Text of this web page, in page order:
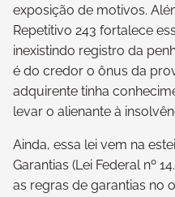
exposição de motivos.
Repetitivo 243 fortalece
inexistindo registro da
é do credor o ônus da
adquirente tinha
levar o alienante à
Ainda, essa lei vem na
Garantias (Lei Federal nº
as regras de garantias no